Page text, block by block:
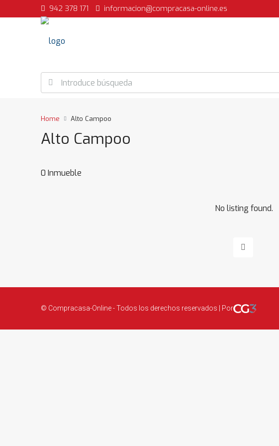
942 378 171 informacion@compracasa-online.es
Home Alto Campoo
Alto Campoo
0 Inmueble
No listing found.
© Compracasa-Online - Todos los derechos reservados | Por